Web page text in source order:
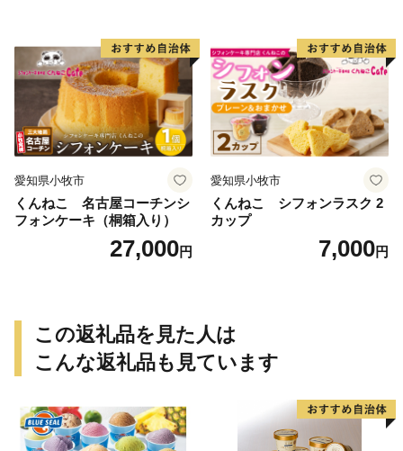
レーション ホールケーキ 日
時指定可
愛知県小牧市
くんねこ 名古屋コーチンシ
フォンケーキ（桐箱入り）
27,000円
愛知県小牧市
くんねこ シフォンラスク 2
カップ
7,000円
この返礼品を見た人は
こんな返礼品も見ています